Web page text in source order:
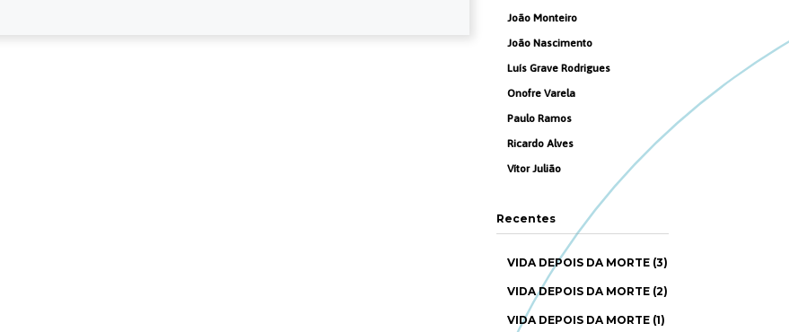
João Monteiro
João Nascimento
Luís Grave Rodrigues
Onofre Varela
Paulo Ramos
Ricardo Alves
Vítor Julião
Recentes
VIDA DEPOIS DA MORTE (3)
VIDA DEPOIS DA MORTE (2)
VIDA DEPOIS DA MORTE (1)